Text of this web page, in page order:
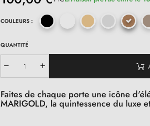
COULEURS :
QUANTITÉ
Faites de chaque porte une icône
MARIGOLD, la quintessence du luxe